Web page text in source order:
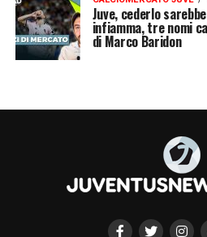
Juve, cederlo
infiamma, tre nomi
di Marco Baridon